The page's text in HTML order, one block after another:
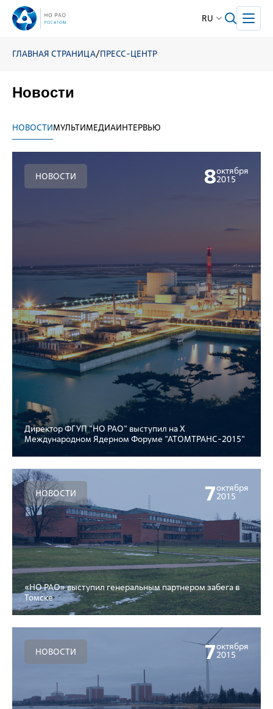
RU
ГЛАВНАЯ СТРАНИЦА/ПРЕСС-ЦЕНТР
Новости
НОВОСТИМУЛЬТИМЕДИАИНТЕРВЬЮ
НОВОСТИ 8октября
2015
Директор ФГУП "НО РАО" выступил на X
Международном Ядерном Форуме "АТОМТРАНС-2015"
НОВОСТИ 7октября
2015
«НО РАО» выступил генеральным партнером забега в
Томске
НОВОСТИ 7октября
2015